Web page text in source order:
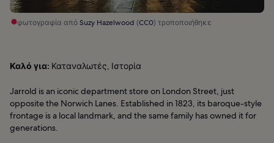
φωτογραφία απόSuzy Hazelwood (CC0) τροποποιήθηκε
Καλό για: Καταναλωτές, Ιστορία
Jarrold is an iconic department store on London Street, just
opposite the Norwich Lanes. Established in 1823, its baroque-style
frontage is a local landmark, and the same family has owned it for
generations.